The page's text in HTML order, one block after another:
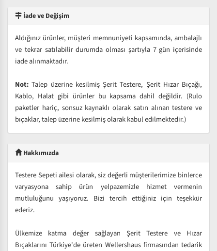
İade ve Değişim
Aldığınız ürünler, müşteri memnuniyeti kapsamında, ambalajlı
ve tekrar satılabilir durumda olması şartıyla 7 gün içerisinde
iade alınmaktadır.
Not: Talep üzerine kesilmiş Şerit Testere, Şerit Hızar Bıçağı,
Kablo, Halat gibi ürünler bu kapsama dahil değildir. (Rulo
paketler hariç, sonsuz kaynaklı olarak satın alınan testere ve
bıçaklar, talep üzerine kesilmiş olarak kabul edilmektedir.)
Hakkımızda
Testere Sepeti ailesi olarak, siz değerli müşterilerimize binlerce
varyasyona sahip ürün yelpazemizle hizmet vermenin
mutluluğunu yaşıyoruz. Bizi tercih ettiğiniz için teşekkür
ederiz.
Ülkemize katma değer sağlayan Şerit Testere ve Hızar
Bıçaklarını Türkiye'de üreten Wellershaus firmasından tedarik